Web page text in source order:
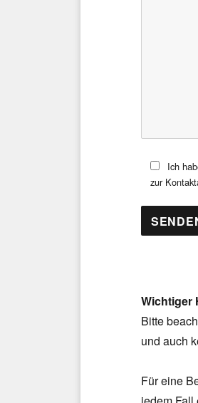
Ich
zur
Wichtiger
Bitte
und auch
Für eine